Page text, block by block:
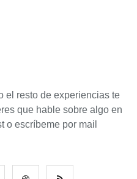
el resto de experiencias te
que hable sobre algo en
o escríbeme por mail